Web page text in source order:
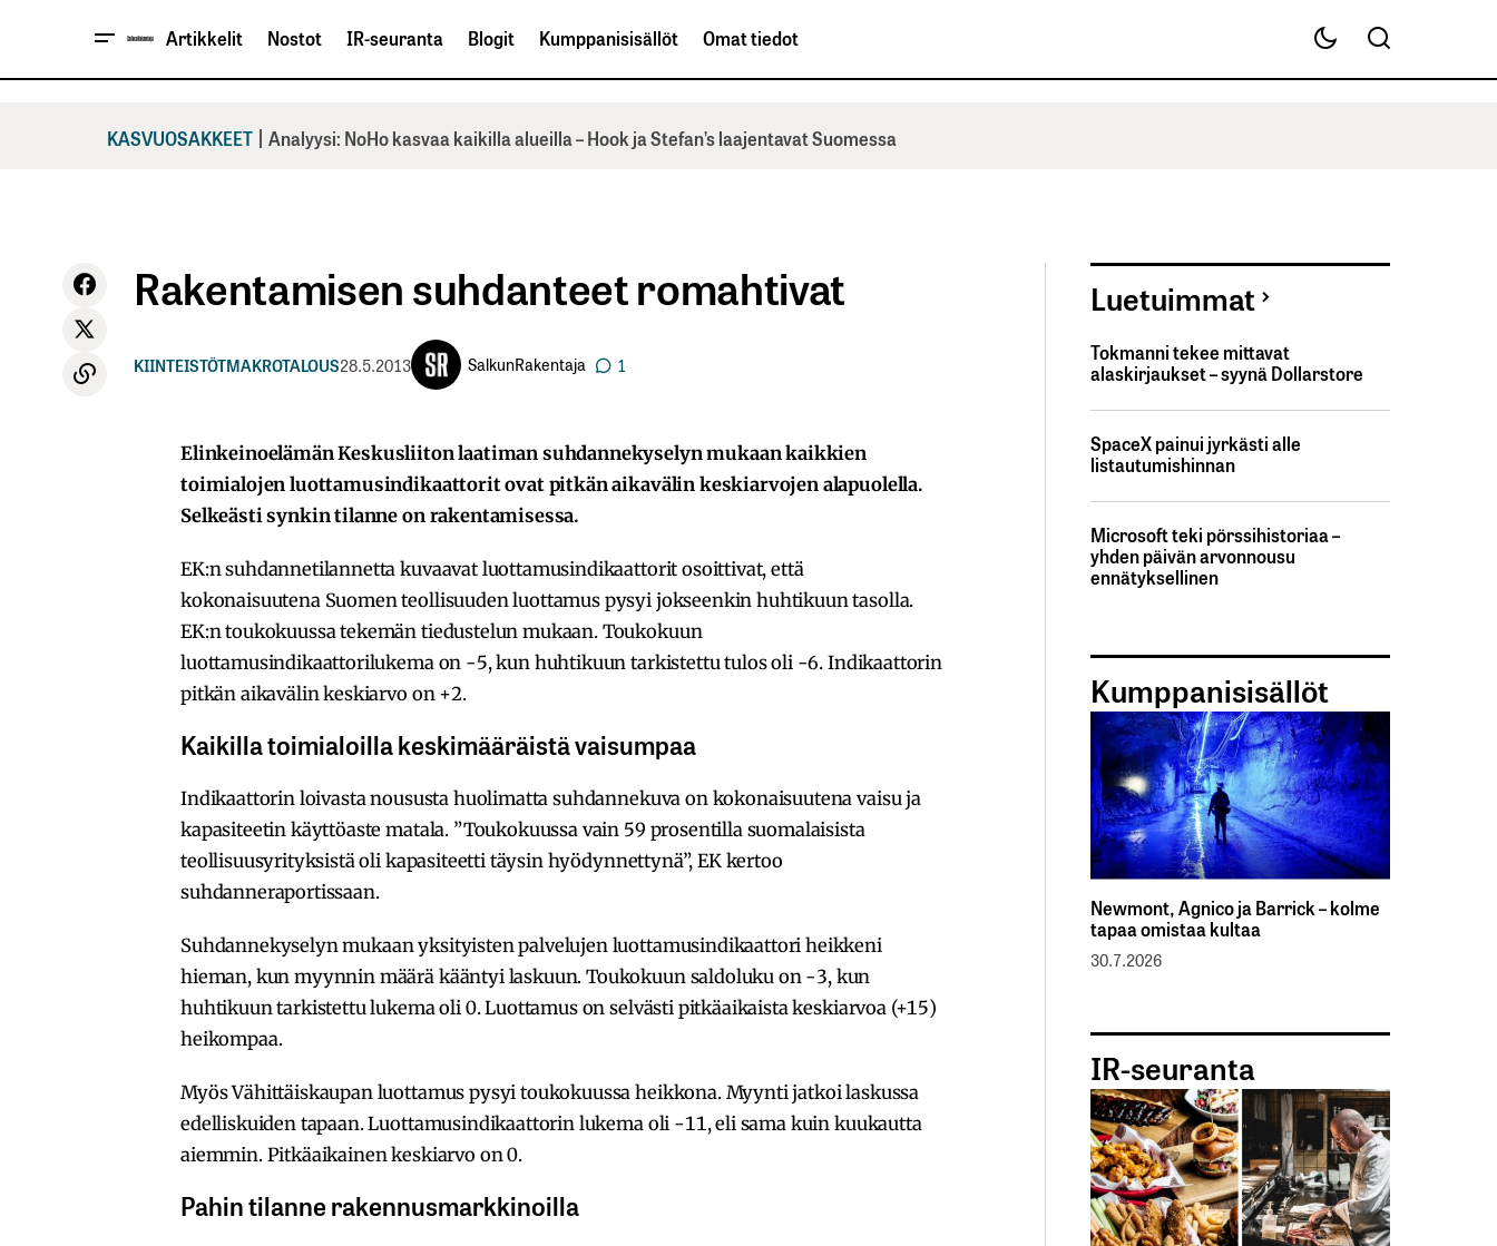
Artikkelit Nostot IR-seuranta Blogit Kumppanisisällöt Omat tiedot
KASVUOSAKKEET | Analyysi: NoHo kasvaa kaikilla alueilla – Hook ja Stefan’s laajentavat Suomessa
Rakentamisen suhdanteet romahtivat
KIINTEISTÖTMAKROTALOUS28.5.2013 SalkunRakentaja 1
Elinkeinoelämän Keskusliiton laatiman suhdannekyselyn mukaan kaikkien
toimialojen luottamusindikaattorit ovat pitkän aikavälin keskiarvojen alapuolella.
Selkeästi synkin tilanne on rakentamisessa.
EK:n suhdannetilannetta kuvaavat luottamusindikaattorit osoittivat, että
kokonaisuutena Suomen teollisuuden luottamus pysyi jokseenkin huhtikuun tasolla.
EK:n toukokuussa tekemän tiedustelun mukaan. Toukokuun
luottamusindikaattorilukema on -5, kun huhtikuun tarkistettu tulos oli -6. Indikaattorin
pitkän aikavälin keskiarvo on +2.
Kaikilla toimialoilla keskimääräistä vaisumpaa
Indikaattorin loivasta noususta huolimatta suhdannekuva on kokonaisuutena vaisu ja
kapasiteetin käyttöaste matala. ”Toukokuussa vain 59 prosentilla suomalaisista
teollisuusyrityksistä oli kapasiteetti täysin hyödynnettynä”, EK kertoo
suhdanneraportissaan.
Suhdannekyselyn mukaan yksityisten palvelujen luottamusindikaattori heikkeni
hieman, kun myynnin määrä kääntyi laskuun. Toukokuun saldoluku on -3, kun
huhtikuun tarkistettu lukema oli 0. Luottamus on selvästi pitkäaikaista keskiarvoa (+15)
heikompaa.
Myös Vähittäiskaupan luottamus pysyi toukokuussa heikkona. Myynti jatkoi laskussa
edelliskuiden tapaan. Luottamusindikaattorin lukema oli -11, eli sama kuin kuukautta
aiemmin. Pitkäaikainen keskiarvo on 0.
Pahin tilanne rakennusmarkkinoilla
Luetuimmat
Tokmanni tekee mittavat
alaskirjaukset – syynä Dollarstore
SpaceX painui jyrkästi alle
listautumishinnan
Microsoft teki pörssihistoriaa –
yhden päivän arvonnousu
ennätyksellinen
Kumppanisisällöt
Newmont, Agnico ja Barrick – kolme
tapaa omistaa kultaa
30.7.2026
IR-seuranta